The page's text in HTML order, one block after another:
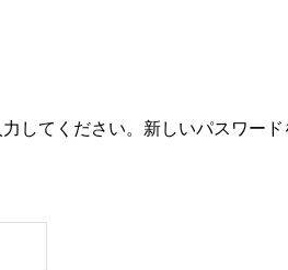
てください。新しいパスワード